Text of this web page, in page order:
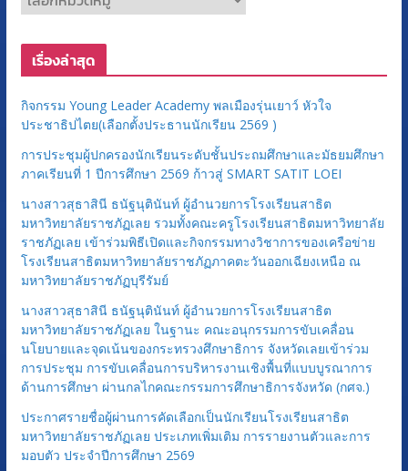
ม
ว
มู่
เรื่องล่าสุด
กิจกรรม Young Leader Academy พลเมืองรุ่นเยาว์ หัวใจ
ประชาธิปไตย(เลือกตั้งประธานนักเรียน 2569 )
การประชุมผู้ปกครองนักเรียนระดับชั้นประถมศึกษาและมัธยมศึกษา
ภาคเรียนที่ 1 ปีการศึกษา 2569 ก้าวสู่ SMART SATIT LOEI
นางสาวสุธาสินี ธนัฐนุตินันท์ ผู้อำนวยการโรงเรียนสาธิต
มหาวิทยาลัยราชภัฏเลย รวมทั้งคณะครูโรงเรียนสาธิตมหาวิทยาลัย
ราชภัฏเลย เข้าร่วมพิธีเปิดและกิจกรรมทางวิชาการของเครือข่าย
โรงเรียนสาธิตมหาวิทยาลัยราชภัฏภาคตะวันออกเฉียงเหนือ ณ
มหาวิทยาลัยราชภัฏบุรีรัมย์
นางสาวสุธาสินี ธนัฐนุตินันท์ ผู้อำนวยการโรงเรียนสาธิต
มหาวิทยาลัยราชภัฏเลย ในฐานะ คณะอนุกรรมการขับเคลื่อน
นโยบายและจุดเน้นของกระทรวงศึกษาธิการ จังหวัดเลยเข้าร่วม
การประชุม การขับเคลื่อนการบริหารงานเชิงพื้นที่แบบบูรณาการ
ด้านการศึกษา ผ่านกลไกคณะกรรมการศึกษาธิการจังหวัด (กศจ.)
ประกาศรายชื่อผู้ผ่านการคัดเลือกเป็นนักเรียนโรงเรียนสาธิต
มหาวิทยาลัยราชภัฏเลย ประเภทเพิ่มเติม การรายงานตัวและการ
มอบตัว ประจำปีการศึกษา 2569